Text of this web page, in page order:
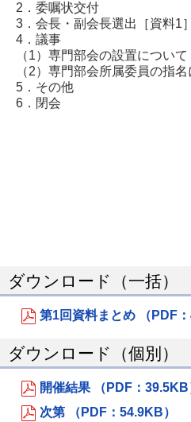
2．委嘱状交付
3．会長・副会長選出［資料1］
4．議事
（1）専門部会の設置について
（2）専門部会所属委員の指名
5．その他
6．閉会
ダウンロード（一括）
第1回資料まとめ （PDF：
ダウンロード（個別）
開催結果 （PDF：39.5KB
次第 （PDF：54.9KB）